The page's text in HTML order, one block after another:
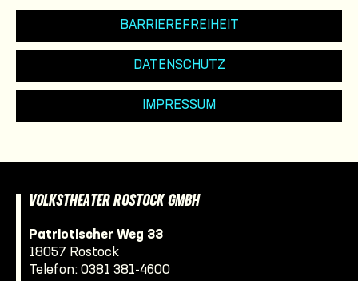
BARRIEREFREIHEIT
DATENSCHUTZ
IMPRESSUM
VOLKSTHEATER ROSTOCK GMBH
Patriotischer Weg 33
18057 Rostock
Telefon: 0381 381-4600